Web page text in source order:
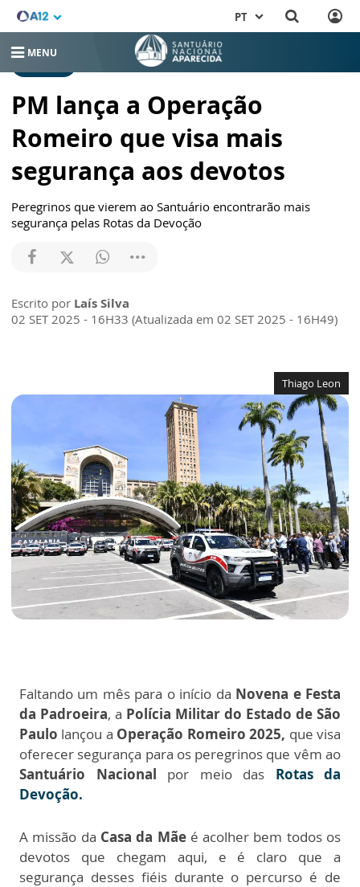
PT
MENU
PM lança a Operação
Romeiro que visa mais
segurança aos devotos
Peregrinos que vierem ao Santuário encontrarão mais
segurança pelas Rotas da Devoção
Escrito por Laís Silva
02 SET 2025 - 16H33 (Atualizada em 02 SET 2025 - 16H49)
Thiago Leon
Faltando um mês para o início da Novena e Festa
da Padroeira, a Polícia Militar do Estado de São
Paulo lançou a Operação Romeiro 2025, que visa
oferecer segurança para os peregrinos que vêm ao
Santuário Nacional por meio das Rotas da
Devoção.
A missão da Casa da Mãeé acolher bem todos os
devotos que chegam aqui, e é claro que a
segurança desses fiéis durante o percurso é de